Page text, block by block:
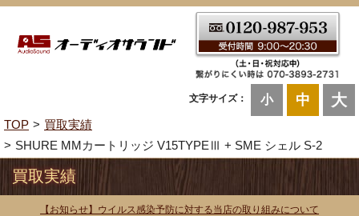
文字サイズ： 小 中 大
TOP
買取実績
SHURE MMカートリッジ V15TYPEⅢ + SME シェル S-2
買取実績
【お知らせ】ウイルス感染予防に対する当店の取り組みについて